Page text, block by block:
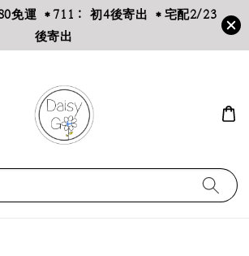
免運 ＊711： 初4後寄出 ＊宅配2/23
後寄出